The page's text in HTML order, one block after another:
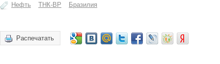
Нефть ТНК-BP Бразилия
Распечатать